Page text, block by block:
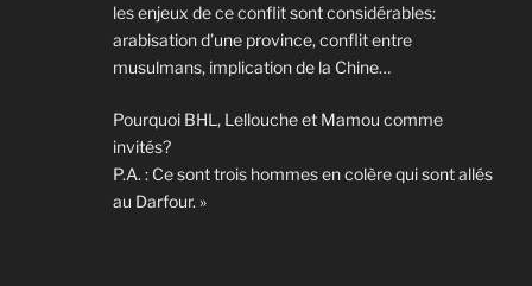
les enjeux de ce conflit sont considérables:
arabisation d’une province, conflit entre
musulmans, implication de la Chine…
Pourquoi BHL, Lellouche et Mamou comme
invités?
P.A. : Ce sont trois hommes en colère qui sont allés
au Darfour. »